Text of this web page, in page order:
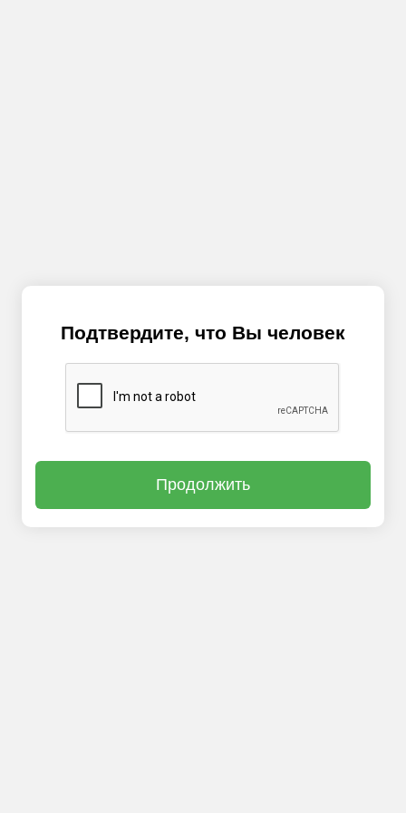
Подтвердите, что Вы человек
Продолжить